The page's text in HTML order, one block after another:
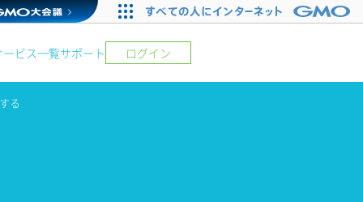
ービス一覧サポート ログイン
る